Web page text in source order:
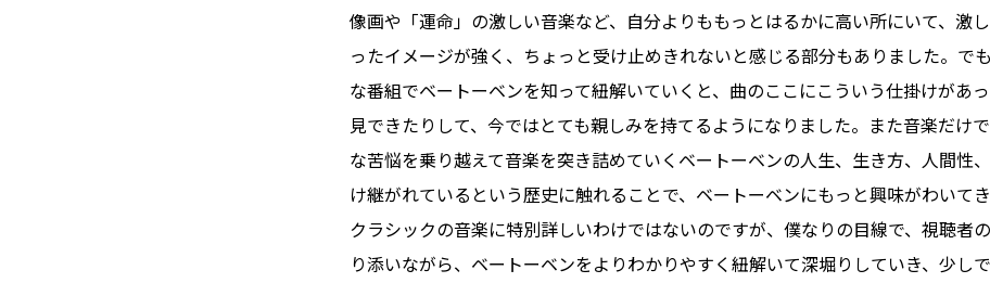
像画や「運命」の激しい音楽など、自分よりももっとはるかに高い所にいて、激
ったイメージが強く、ちょっと受け止めきれないと感じる部分もありました。で
な番組でベートーベンを知って紐解いていくと、曲のここにこういう仕掛けがあ
見できたりして、今ではとても親しみを持てるようになりました。また音楽だけ
な苦悩を乗り越えて音楽を突き詰めていくベートーベンの人生、生き方、人間性
け継がれているという歴史に触れることで、ベートーベンにもっと興味がわいて
クラシックの音楽に特別詳しいわけではないのですが、僕なりの目線で、視聴者
り添いながら、ベートーベンをよりわかりやすく紐解いて深堀りしていき、少し